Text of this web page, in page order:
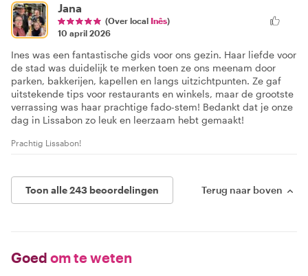
Jana
(Over local Inês)
10 april 2026
Ines was een fantastische gids voor ons gezin. Haar liefde voor
de stad was duidelijk te merken toen ze ons meenam door
parken, bakkerijen, kapellen en langs uitzichtpunten. Ze gaf
uitstekende tips voor restaurants en winkels, maar de grootste
verrassing was haar prachtige fado-stem! Bedankt dat je onze
dag in Lissabon zo leuk en leerzaam hebt gemaakt!
Prachtig Lissabon!
Toon alle 243 beoordelingen Terug naar boven
Goed om te weten